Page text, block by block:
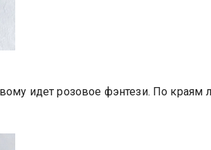
идет розовое фэнтези. По